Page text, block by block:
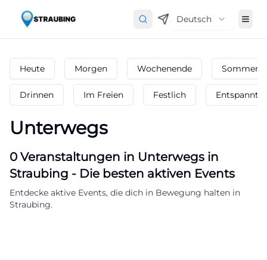
Deutsch
Heute Morgen Wochenende
Drinnen Im Freien Festlich Entspannt
Unterwegs
0 Veranstaltungen in Unterwegs in
Straubing - Die besten aktiven Events
Entdecke aktive Events, die dich in Bewegung halten in
Straubing.